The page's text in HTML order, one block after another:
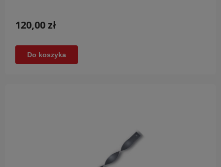
120,00 zł
Do koszyka